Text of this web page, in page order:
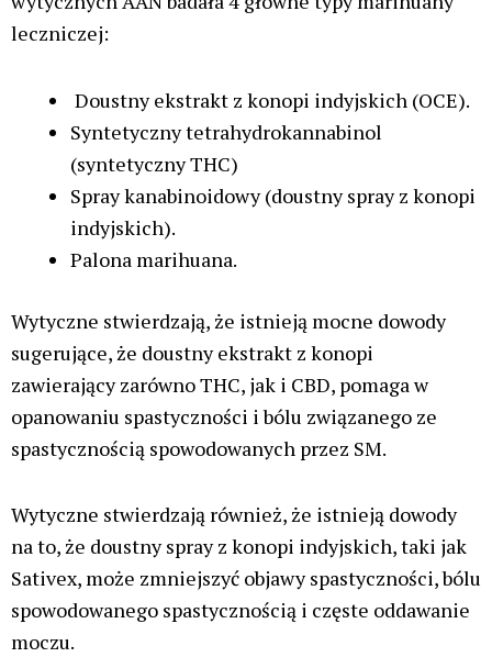
leczniczej:
Doustny ekstrakt z konopi indyjskich (OCE).
Syntetyczny tetrahydrokannabinol
(syntetyczny THC)
Spray kanabinoidowy (doustny spray z konopi
indyjskich).
Palona marihuana.
Wytyczne stwierdzają, że istnieją mocne dowody
sugerujące, że doustny ekstrakt z konopi
zawierający zarówno THC, jak i CBD, pomaga w
opanowaniu spastyczności i bólu związanego ze
spastycznością spowodowanych przez SM.
Wytyczne stwierdzają również, że istnieją dowody
na to, że doustny spray z konopi indyjskich, taki jak
Sativex, może zmniejszyć objawy spastyczności, bólu
spowodowanego spastycznością i częste oddawanie
moczu.